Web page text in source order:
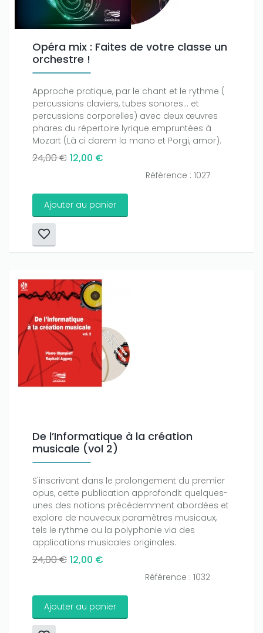
Opéra mix : Faites de votre classe un
orchestre !
Approche pratique, par le chant et le rythme (
percussions claviers, tubes sonores… et
percussions corporelles) avec deux œuvres
phares du répertoire lyrique empruntées à
Mozart (Là ci darem la mano et Porgi, amor).
24,00 € 12,00 €
Référence : 1027
Ajouter au panier
De l’Informatique à la création
musicale (vol 2)
S'inscrivant dans le prolongement du premier
opus, cette publication approfondit quelques-
unes des notions précédemment abordées et
explore de nouveaux paramètres musicaux,
tels le rythme ou la polyphonie via des
applications musicales originales.
24,00 € 12,00 €
Référence : 1032
Ajouter au panier